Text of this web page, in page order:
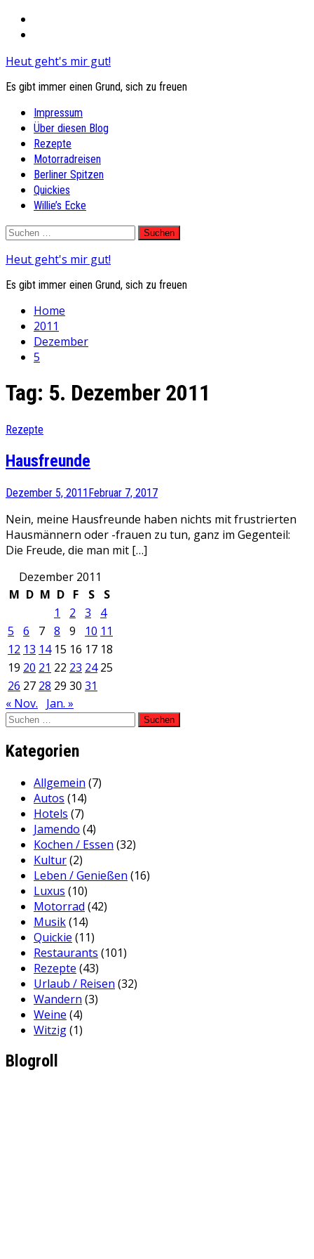
Heut geht's mir gut!
Es gibt immer einen Grund, sich zu freuen
Primary
Menu
Impressum
Über diesen Blog
Rezepte
Motorradreisen
Berliner Spitzen
Quickies
Willie’s Ecke
Skip
content
Suchen
Heut geht's mir gut!
Es gibt immer einen Grund, sich zu freuen
Home
2011
Dezember
5
Tag: 5. Dezember 2011
Rezepte
Hausfreunde
Dezember 5, 2011Februar 7, 2017
Nein, meine Hausfreunde haben nichts mit frustrierten
Hausmännern oder -frauen zu tun, ganz im Gegenteil:
Die Freude, die man mit […]
Dezember 2011
M D M D F S
S
1
2 3
4
5
6 7 8 9 10 11
12 13 14 15 16 17 18
19 20 21 22 23 24 25
26 27 28 29 30 31
« Nov.
Jan. »
Suchen
Kategorien
Allgemein (7)
Autos (14)
Hotels (7)
Jamendo (4)
Kochen / Essen (32)
Kultur(2)
Leben / Genießen (16)
Luxus (10)
Motorrad (42)
Musik(14)
Quickie (11)
Restaurants (101)
Rezepte (43)
Urlaub / Reisen (32)
Wandern (3)
Weine (4)
Witzig(1)
Blogroll